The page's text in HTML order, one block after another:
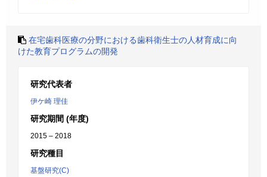
在宅歯科医療の分野における歯科衛生士の人材育成に向
けた教育プログラムの開発
研究代表者
伊ケ崎 理佳
研究期間 (年度)
2015 – 2018
研究種目
基盤研究(C)